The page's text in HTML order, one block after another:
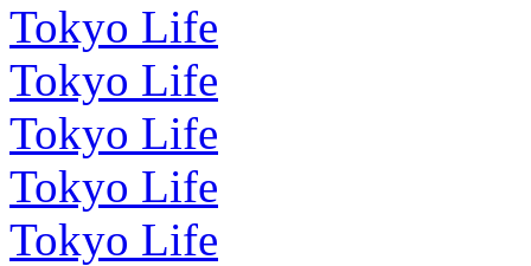
Tokyo Life
Tokyo Life
Tokyo Life
Tokyo Life
Tokyo Life